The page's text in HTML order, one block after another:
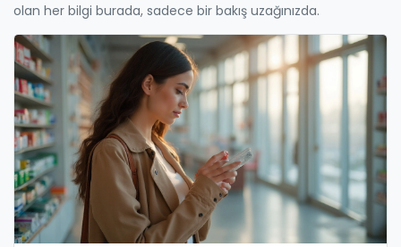
olan her bilgi burada, sadece bir bakış uzağınızda.